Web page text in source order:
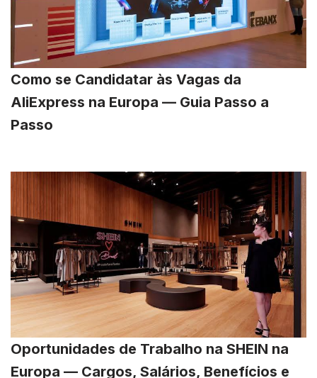
Como se Candidatar às Vagas da
AliExpress na Europa — Guia Passo a
Passo
Oportunidades de Trabalho na SHEIN na
Europa — Cargos, Salários, Benefícios e